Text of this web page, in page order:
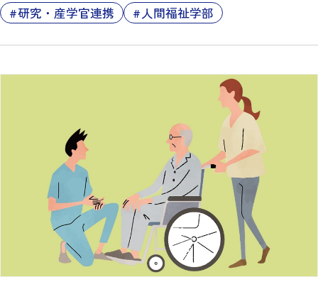
研究・産学官連携 人間福祉学部